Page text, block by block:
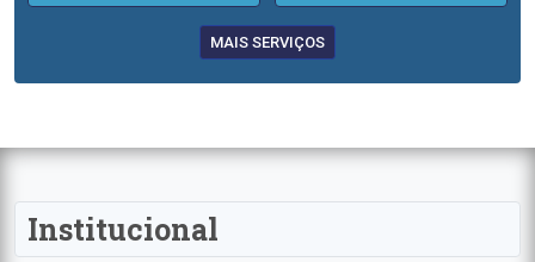
MAIS SERVIÇOS
Institucional